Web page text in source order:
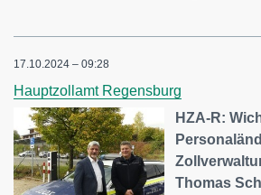
17.10.2024 – 09:28
Hauptzollamt Regensburg
HZA-R:
Thomas